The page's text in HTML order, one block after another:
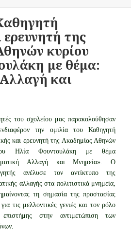
της
κυρίου
με θέμα:
και
του σχολείου μας παρακολούθησαν
την ομιλία του Καθηγητή
και ερευνητή της Ακαδημίας Αθηνών
Ηλία Φουντουλάκη με θέμα
Αλλαγή και Μνημεία». Ο
ανέλυσε τον αντίκτυπο της
αλλαγής στα πολιτιστικά μνημεία,
τη σημασία της προστασίας
τις μελλοντικές γενιές και τον ρόλο
στην αντιμετώπιση των